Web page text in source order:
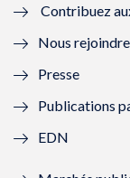
l
Contribuez
Nous rejoindre
Presse
Publications
EDN